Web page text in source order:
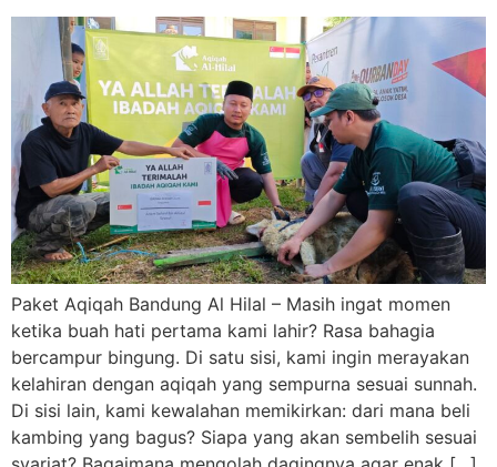
Paket Aqiqah Bandung Al Hilal – Masih ingat momen
ketika buah hati pertama kami lahir? Rasa bahagia
bercampur bingung. Di satu sisi, kami ingin merayakan
kelahiran dengan aqiqah yang sempurna sesuai sunnah.
Di sisi lain, kami kewalahan memikirkan: dari mana beli
kambing yang bagus? Siapa yang akan sembelih sesuai